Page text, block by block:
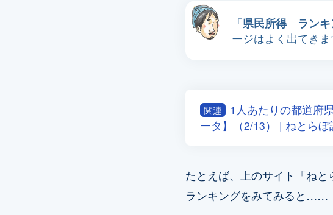
「県民所得 ランキ
ージはよく出てきま
関連
1人あたりの都道府
ータ】（2/13） | ねとら
たとえば、上のサイト「ねと
ランキングをみてみると……